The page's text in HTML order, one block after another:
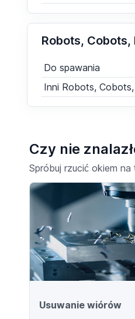
Robots,
Do spawania
Inni Robots,
Czy nie
Spróbuj rzucić okiem
Usuwanie wiórów